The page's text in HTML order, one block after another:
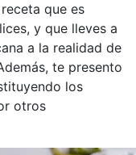
que es
y que lleves a
a la realidad de
te presento
los
otros